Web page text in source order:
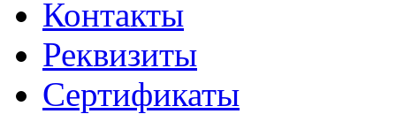
Контакты
Реквизиты
Сертификаты